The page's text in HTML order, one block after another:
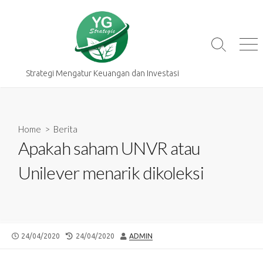
Strategi Mengatur Keuangan dan Investasi
Search
Home > Berita
Apakah saham UNVR atau
Unilever menarik dikoleksi
PUBLISHED
24/04/2020
LAST
24/04/2020 AUTHOR
ADMIN